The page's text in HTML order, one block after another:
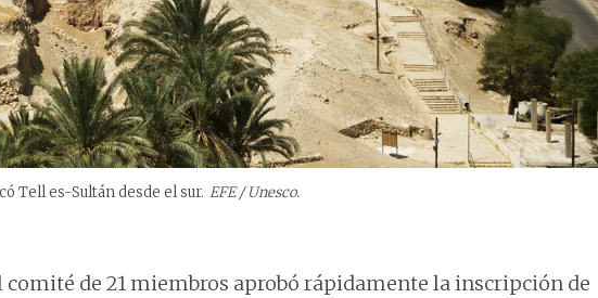
Tell es-Sultán desde el sur. EFE / Unesco.
de 21 miembros aprobó rápidamente la inscripción de